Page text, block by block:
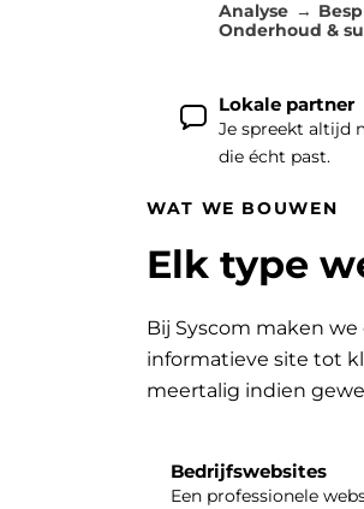
Analyse
Onderhoud &
Lokale partner
Je spreekt altijd
die écht past.
WAT WE BOUWEN
Elk type
Bij Syscom maken
informatieve site tot
meertalig indien
Bedrijfswebsites
Een professionele